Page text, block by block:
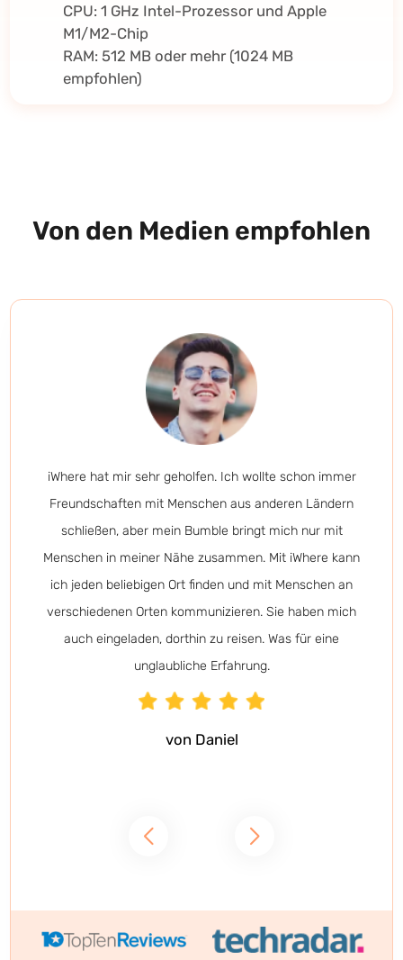
CPU: 1 GHz Intel-Prozessor und Apple
M1/M2-Chip
RAM: 512 MB oder mehr (1024 MB
empfohlen)
Von den Medien empfohlen
iWhere hat mir sehr geholfen. Ich wollte schon immer
Freundschaften mit Menschen aus anderen Ländern
schließen, aber mein Bumble bringt mich nur mit
Menschen in meiner Nähe zusammen. Mit iWhere kann
ich jeden beliebigen Ort finden und mit Menschen an
verschiedenen Orten kommunizieren. Sie haben mich
auch eingeladen, dorthin zu reisen. Was für eine
unglaubliche Erfahrung.
von Daniel